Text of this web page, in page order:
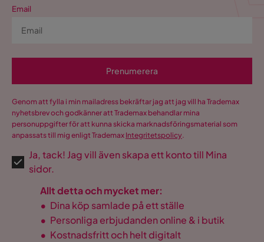
Email
Prenumerera
Genom att fylla i min mailadress bekräftar jag att jag vill ha Trademax
nyhetsbrev och godkänner att Trademax behandlar mina
personuppgifter för att kunna skicka marknadsföringsmaterial som
anpassats till mig enligt Trademax Integritetspolicy.
Ja, tack! Jag vill även skapa ett konto till Mina
sidor.
Allt detta och mycket mer:
• Dina köp samlade på ett ställe
• Personliga erbjudanden online & i butik
• Kostnadsfritt och helt digitalt